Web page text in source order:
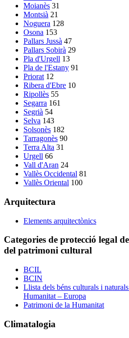
Moianès 31
Montsià 21
Noguera 128
Osona 153
Pallars Jussà 47
Pallars Sobirà 29
Pla d'Urgell 13
Pla de l'Estany 91
Priorat 12
Ribera d'Ebre 10
Ripollès 55
Segarra 161
Segrià 54
Selva 143
Solsonès 182
Tarragonès 90
Terra Alta 31
Urgell 66
Vall d'Aran 24
Vallès Occidental 81
Vallès Oriental 100
Arquitectura
Elements arquitectònics
Categories de protecció legal
del patrimoni cultural
BCIL
BCIN
Llista dels béns culturals i
Humanitat – Europa
Patrimoni de la Humanitat
Climatalogia